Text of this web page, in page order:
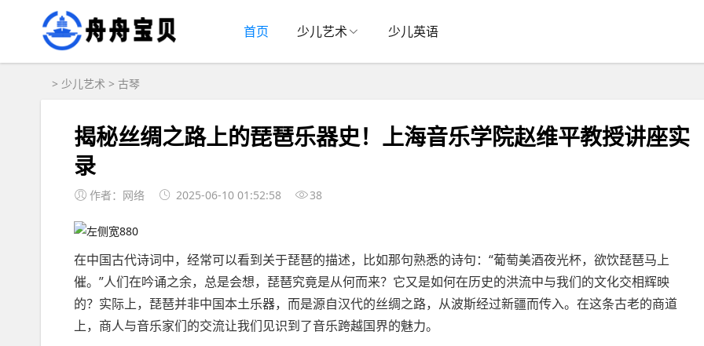
首页 少儿艺术 少儿英语
> 少儿艺术 > 古琴
揭秘丝绸之路上的琵琶乐器史！上海音乐学院赵维平教授讲座实
录
作者：网络 2025-06-10 01:52:58 38
在中国古代诗词中，经常可以看到关于琵琶的描述，比如那句熟悉的诗句：“葡萄美酒夜光杯，欲饮琵琶马上
催。”人们在吟诵之余，总是会想，琵琶究竟是从何而来？它又是如何在历史的洪流中与我们的文化交相辉映
的？实际上，琵琶并非中国本土乐器，而是源自汉代的丝绸之路，从波斯经过新疆而传入。在这条古老的商道
上，商人与音乐家们的交流让我们见识到了音乐跨越国界的魅力。